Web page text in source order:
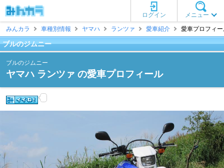
メニュー
ログイン
みんカラ
車種別情報 ヤマハ ランツァ 愛車紹介 愛車プロフィ
ブルのジムニー
ブルのジムニー
ヤマハ ランツァ の愛車プロフィール